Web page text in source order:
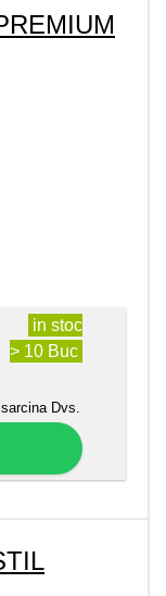
in stoc
> 10 Buc
Dvs.